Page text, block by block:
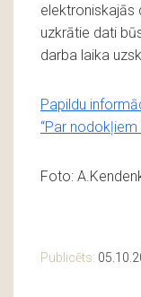
elektroniskajās
uzkrātie dati
darba laika
Papildu
“Par nodokļiem
Foto:
Publicēts: